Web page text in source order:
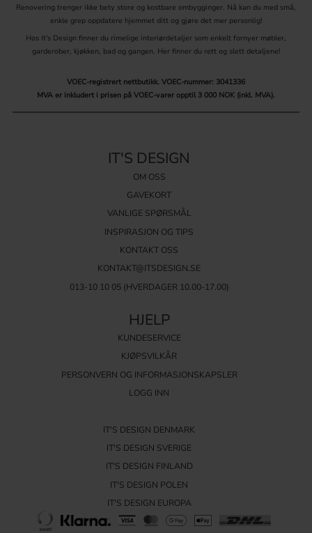
Renovering trenger ikke bety store og kostbare ombygginger. Nå kan du med små,
enkle grep oppdatere hjemmet ditt og gjøre det mer personlig!
Hos It's Design finner du rimelige interiørdetaljer som enkelt fornyer møbler,
garderober, kjøkken, bad og gangen. Her finner du rett og slett detaljene!
VOEC-registrert nettbutikk. VOEC-nummer: 3041336
MVA er inkludert i prisen på VOEC-varer opptil 3 000 NOK (inkl. MVA).
IT'S DESIGN
OM OSS
GAVEKORT
VANLIGE SPØRSMÅL
INSPIRASJON OG TIPS
KONTAKT OSS
KONTAKT@ITSDESIGN.SE
013-10 10 05(HVERDAGER 10.00-17.00)
HJELP
KUNDESERVICE
KJØPSVILKÅR
PERSONVERN OG INFORMASJONSKAPSLER
LOGG INN
IT'S DESIGN DENMARK
IT'S DESIGN SVERIGE
IT'S DESIGN FINLAND
IT'S DESIGN POLEN
IT'S DESIGN EUROPA